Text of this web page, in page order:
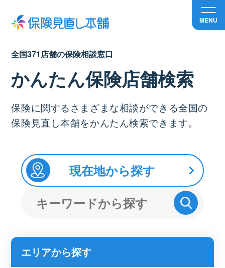
MENU
全国371店舗の保険相談窓口
かんたん保険店舗検索
保険に関するさまざまな相談ができる全国の
保険見直し本舗をかんたん検索できます。
現在地から探す
エリアから探す